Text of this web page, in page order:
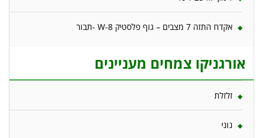
אקדח התזה 7 מצבים – גוף פלסטיק W-8 -תבור
אורגניקו צמחים מעניינים
זלזלת
נוני